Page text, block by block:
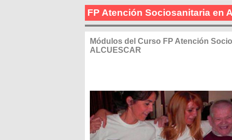
FP Atención Sociosanitaria en
Módulos del Curso FP Atención
ALCUESCAR